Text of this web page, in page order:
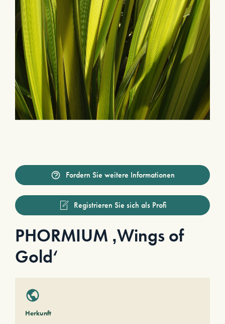
Fordern Sie weitere Informationen
Registrieren Sie sich als Profi
PHORMIUM ‚Wings of
Gold‘
Herkunft